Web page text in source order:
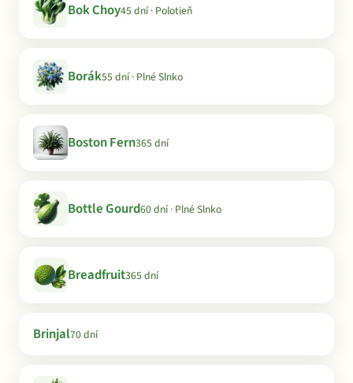
Bok Choy45 dní · Polotieň
Borák55 dní · Plné Slnko
Boston Fern365 dní
Bottle Gourd60 dní · Plné Slnko
Breadfruit365 dní
Brinjal70 dní